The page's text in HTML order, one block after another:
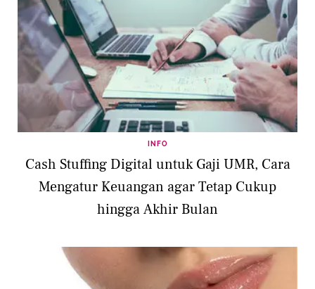
INFO
Cash Stuffing Digital untuk Gaji UMR, Cara
Mengatur Keuangan agar Tetap Cukup
hingga Akhir Bulan